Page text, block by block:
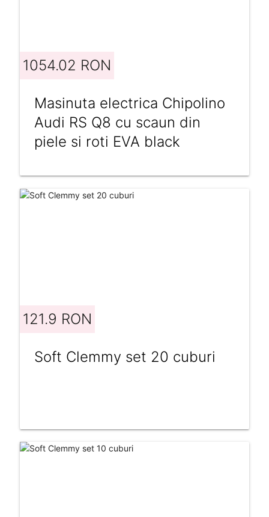
1054.02 RON
Masinuta electrica Chipolino
Audi RS Q8 cu scaun din
piele si roti EVA black
121.9 RON
Soft Clemmy set 20 cuburi